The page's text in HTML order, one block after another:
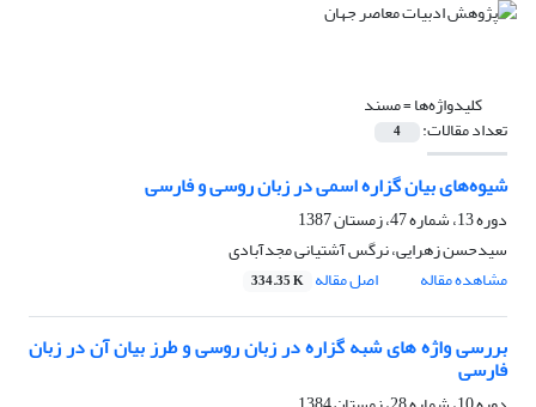
کلیدواژه‌ها =مسند
تعداد مقالات: 4
شیوه‌های بیان گزاره اسمی در زبان روسی و فارسی
دوره 13، شماره 47، زمستان 1387
سیدحسن زهرایی، نرگس آشتیانی مجدآبادی
مشاهده مقاله
اصل مقاله 334.35 K
بررسی واژه های شبه گزاره در زبان روسی و طرز بیان آن در زبان
فارسی